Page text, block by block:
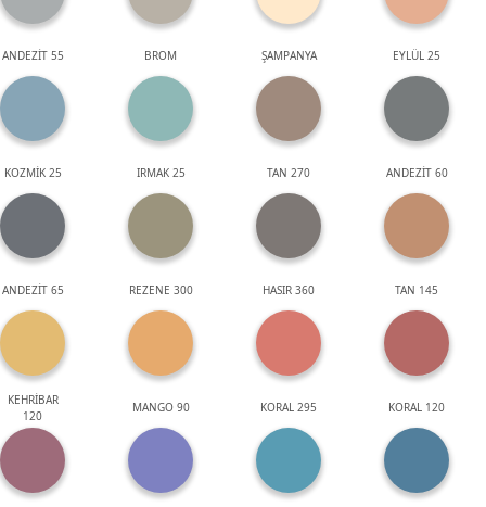
ANDEZİT 55 BROM ŞAMPANYA EYLÜL 25
KOZMİK 25 IRMAK 25 TAN 270 ANDEZİT 60
ANDEZİT 65 REZENE 300 HASIR 360 TAN 145
KEHRİBAR
120
MANGO 90 KORAL 295 KORAL 120